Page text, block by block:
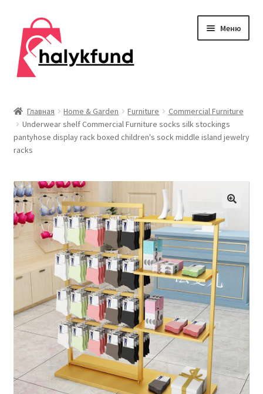
Перейти
навигации
Перейти
содержимому
Меню
Главная
Контакты
Дом и сад
меню
Одежда
меню
Публикации
Главная Home & Garden Furniture
Commercial Furniture
Underwear shelf Commercial Furniture socks silk stockings
pantyhose display rack boxed children's sock middle island jewelry
racks